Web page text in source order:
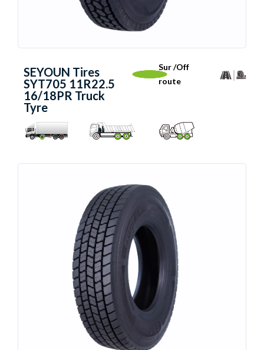
SEYOUN Tires
SYT705 11R22.5
16/18PR Truck
Tyre
Sur /Off
route